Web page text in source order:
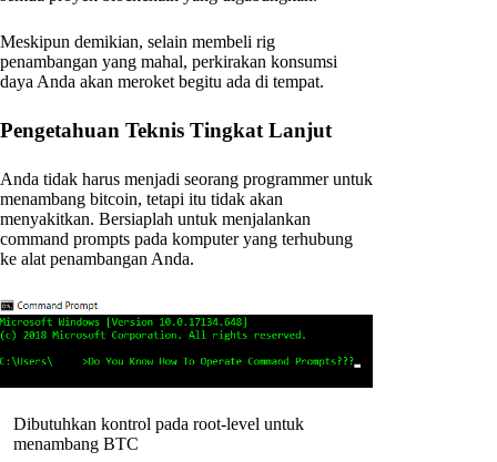
Meskipun demikian, selain membeli rig
penambangan yang mahal, perkirakan konsumsi
daya Anda akan meroket begitu ada di tempat.
Pengetahuan Teknis Tingkat Lanjut
Anda tidak harus menjadi seorang programmer untuk
menambang bitcoin, tetapi itu tidak akan
menyakitkan. Bersiaplah untuk menjalankan
command prompts pada komputer yang terhubung
ke alat penambangan Anda.
Dibutuhkan kontrol pada root-level untuk
menambang BTC